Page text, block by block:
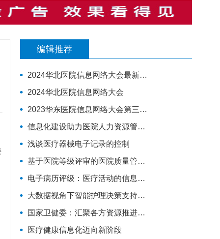
编辑推荐
2024华北医院信息网络大会最新演讲嘉宾
2024华北医院信息网络大会
2023华东医院信息网络大会第三轮通知
信息化建设助力医院人力资源管理升级
浅谈医疗器械电子记录的控制
基于医院等级评审的医院质量管理体系建设
电子病历评级：​医疗活动的信息化建设分“三步走”
大数据视角下智能护理决策支持系统数据平台构建研究
国家卫健委：汇聚各方资源推进互联网医疗监管，将建全国统一的电子健康档案
医疗健康信息化迈向新阶段